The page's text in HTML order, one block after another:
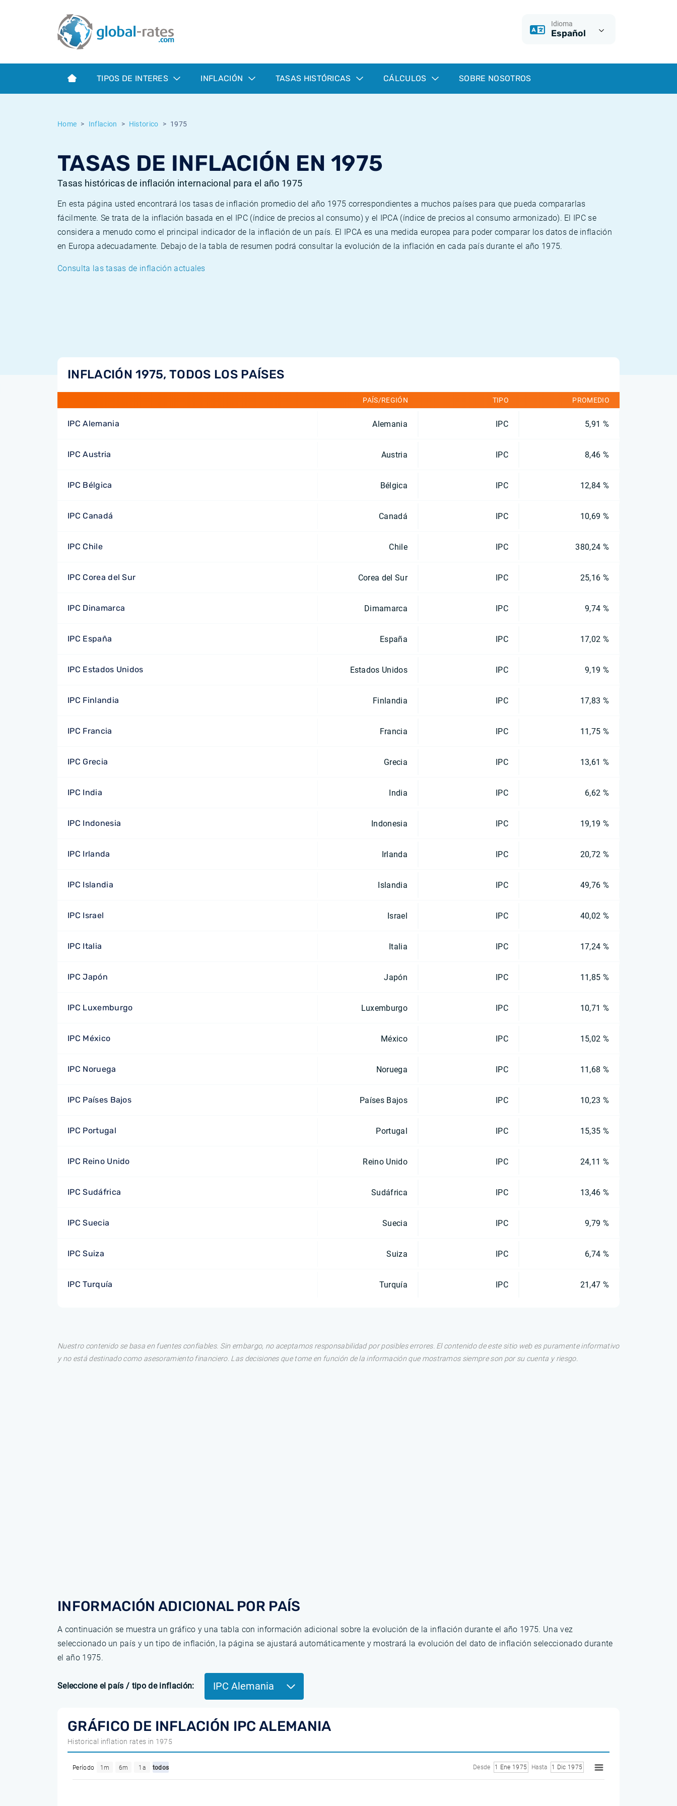
Idioma
Español
TIPOS DE INTERES INFLACIÓN TASAS HISTÓRICAS CÁLCULOS SOBRE NOSOTROS
Home Inflacion Historico 1975
TASAS DE INFLACIÓN EN 1975
Tasas históricas de inflación internacional para el año 1975
En esta página usted encontrará los tasas de inflación promedio del año 1975 correspondientes a muchos países para que pueda compararlas
fácilmente. Se trata de la inflación basada en el IPC (índice de precios al consumo) y el IPCA (índice de precios al consumo armonizado). El IPC se
considera a menudo como el principal indicador de la inflación de un país. El IPCA es una medida europea para poder comparar los datos de inflación
en Europa adecuadamente. Debajo de la tabla de resumen podrá consultar la evolución de la inflación en cada país durante el año 1975.
Consulta las tasas de inflación actuales
INFLACIÓN 1975, TODOS LOS PAÍSES
PAÍS/REGIÓN TIPO PROMEDIO
IPC Alemania Alemania IPC 5,91 %
IPC Austria Austria IPC 8,46 %
IPC Bélgica Bélgica IPC 12,84 %
IPC Canadá Canadá IPC 10,69 %
IPC Chile Chile IPC 380,24 %
IPC Corea del Sur Corea del Sur IPC 25,16 %
IPC Dinamarca Dimamarca IPC 9,74 %
IPC España España IPC 17,02 %
IPC Estados Unidos Estados Unidos IPC 9,19 %
IPC Finlandia Finlandia IPC 17,83 %
IPC Francia Francia IPC 11,75 %
IPC Grecia Grecia IPC 13,61 %
IPC India India IPC 6,62 %
IPC Indonesia Indonesia IPC 19,19 %
IPC Irlanda Irlanda IPC 20,72 %
IPC Islandia Islandia IPC 49,76 %
IPC Israel Israel IPC 40,02 %
IPC Italia Italia IPC 17,24 %
IPC Japón Japón IPC 11,85 %
IPC Luxemburgo Luxemburgo IPC 10,71 %
IPC México México IPC 15,02 %
IPC Noruega Noruega IPC 11,68 %
IPC Países Bajos Países Bajos IPC 10,23 %
IPC Portugal Portugal IPC 15,35 %
IPC Reino Unido Reino Unido IPC 24,11 %
IPC Sudáfrica Sudáfrica IPC 13,46 %
IPC Suecia Suecia IPC 9,79 %
IPC Suiza Suiza IPC 6,74 %
IPC Turquía Turquía IPC 21,47 %
Nuestro contenido se basa en fuentes confiables. Sin embargo, no aceptamos responsabilidad por posibles errores. El contenido de este sitio web es puramente informativo
y no está destinado como asesoramiento financiero. Las decisiones que tome en función de la información que mostramos siempre son por su cuenta y riesgo.
INFORMACIÓN ADICIONAL POR PAÍS
A continuación se muestra un gráfico y una tabla con información adicional sobre la evolución de la inflación durante el año 1975. Una vez
seleccionado un país y un tipo de inflación, la página se ajustará automáticamente y mostrará la evolución del dato de inflación seleccionado durante
el año 1975.
Seleccione el país / tipo de inflación: IPC Alemania
GRÁFICO DE INFLACIÓN IPC ALEMANIA
Historical inflation rates in 1975
Período 1m 6m 1a todos Desde 1 Ene 1975 Hasta 1 Dic 1975
Term SOFR
¿Qué es la inflación IPC?
¿Qué es la inflación IPCA?
Inflación Mexicano - IPC
Euribor - histórico
ESTER - histórico
Calculadora de inflación